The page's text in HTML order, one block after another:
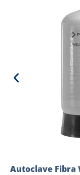
Autoclave Fibra